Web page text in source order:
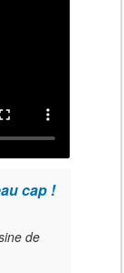
cap !
de